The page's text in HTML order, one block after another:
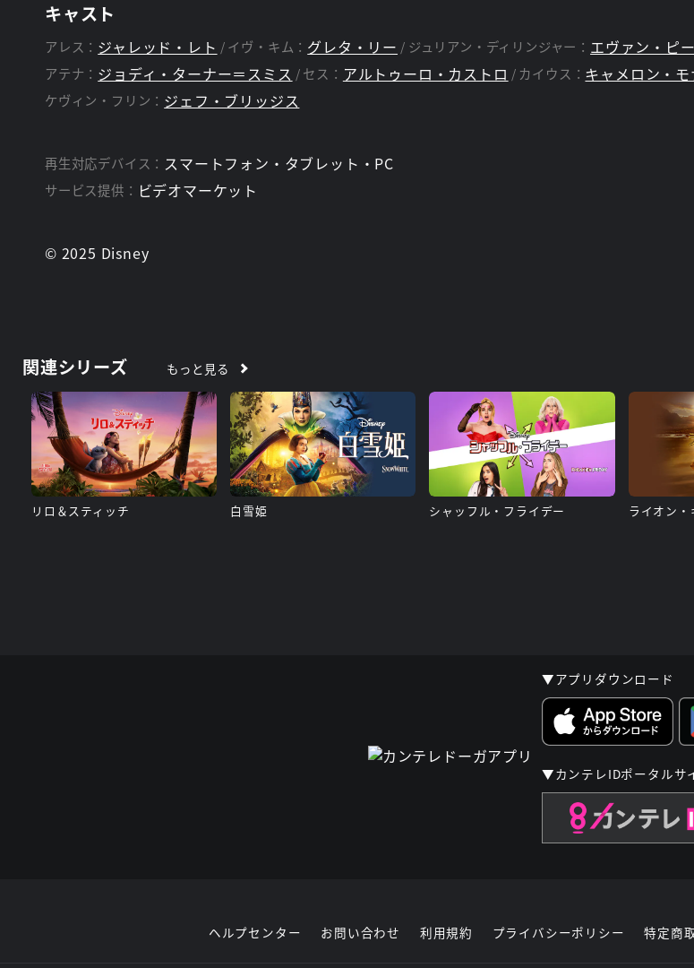
スタッフ
ヨアヒム・ローニング ジェシー・ウィグトウ
キャスト
アレス： ジャレッド・レト イヴ・キム： グレタ・リー ジュリアン・ディリンジャー： エヴァン・ピ
アテナ： ジョディ・ターナー＝スミス セス： アルトゥーロ・カストロ カイウス： キャメロン・
ケヴィン・フリン： ジェフ・ブリッジス
再生対応デバイス： スマートフォン・タブレット・PC
サービス提供： ビデオマーケット
© 2025 Disney
関連シリーズ もっと見る
リロ＆スティッチ 白雪姫 シャッフル・フライデー ライオン・
▼アプリダウンロード
▼カンテレIDポータルサ
ヘルプセンター お問い合わせ 利用規約 プライバシーポリシー 特定商